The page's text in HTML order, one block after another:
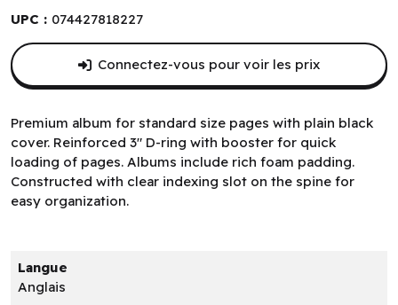
UPC : 074427818227
Premium album for standard size pages with plain black
cover. Reinforced 3" D-ring with booster for quick
loading of pages. Albums include rich foam padding.
Constructed with clear indexing slot on the spine for
easy organization.
Connectez-vous pour voir les prix
Langue
Anglais